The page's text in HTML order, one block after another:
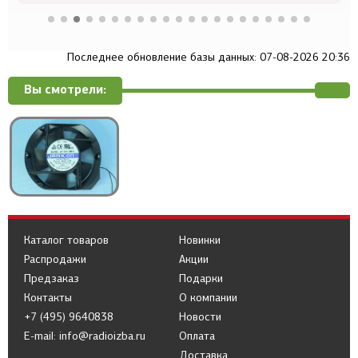
Последнее обновление базы данных: 07-08-2026 20:36
Вы смотрели:
Каталог товаров
Распродажи
Предзаказ
Новинки
Акции
Подарки
Контакты
+7 (495) 9640838
E-mail: info@radioizba.ru
О компании
Новости
Оплата
Доставка